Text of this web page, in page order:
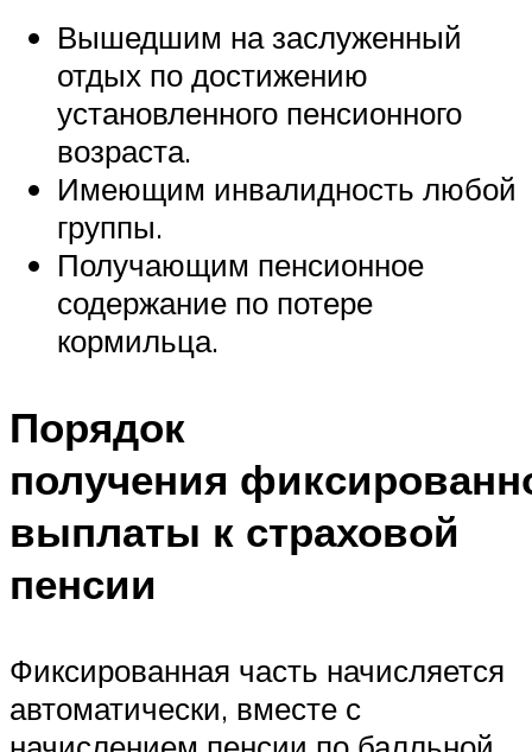
Вышедшим на заслуженный
отдых по достижению
установленного пенсионного
возраста.
Имеющим инвалидность любой
группы.
Получающим пенсионное
содержание по потере
кормильца.
Порядок
получения
выплаты к страховой
пенсии
Фиксированная часть начисляется
автоматически, вместе с